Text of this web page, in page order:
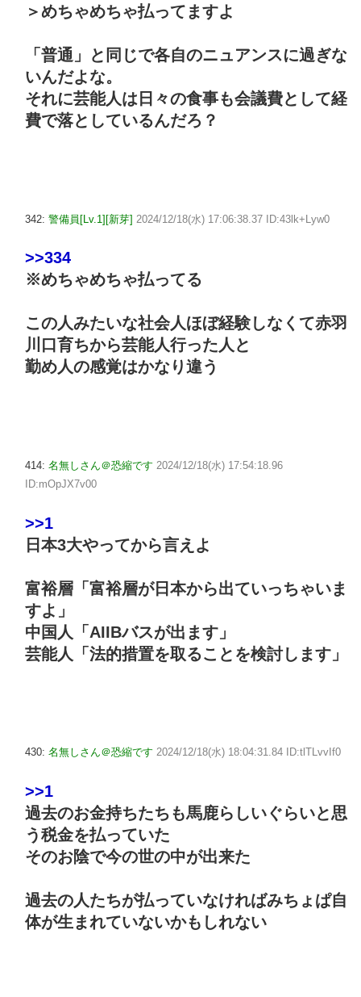
＞めちゃめちゃ払ってますよ
「普通」と同じで各自のニュアンスに過ぎな
いんだよな。
それに芸能人は日々の食事も会議費として経
費で落としているんだろ？
342: 警備員[Lv.1][新芽] 2024/12/18(水) 17:06:38.37 ID:43lk+Lyw0
>>334
※めちゃめちゃ払ってる
この人みたいな社会人ほぼ経験しなくて赤羽
川口育ちから芸能人行った人と
勤め人の感覚はかなり違う
414: 名無しさん＠恐縮です 2024/12/18(水) 17:54:18.96
ID:mOpJX7v00
>>1
日本3大やってから言えよ
富裕層「富裕層が日本から出ていっちゃいま
すよ」
中国人「AIIBバスが出ます」
芸能人「法的措置を取ることを検討します」
430: 名無しさん＠恐縮です 2024/12/18(水) 18:04:31.84 ID:tlTLvvIf0
>>1
過去のお金持ちたちも馬鹿らしいぐらいと思
う税金を払っていた
そのお陰で今の世の中が出来た
過去の人たちが払っていなければみちょぱ自
体が生まれていないかもしれない